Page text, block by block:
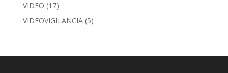
VIDEO (17)
VIDEOVIGILANCIA (5)